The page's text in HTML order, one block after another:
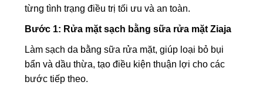
từng tình trạng điều trị tối ưu và an toàn.
Bước 1: Rửa mặt sạch bằng sữa rửa mặt Ziaja
Làm sạch da bằng sữa rửa mặt, giúp loại bỏ bụi
bẩn và dầu thừa, tạo điều kiện thuận lợi cho các
bước tiếp theo.